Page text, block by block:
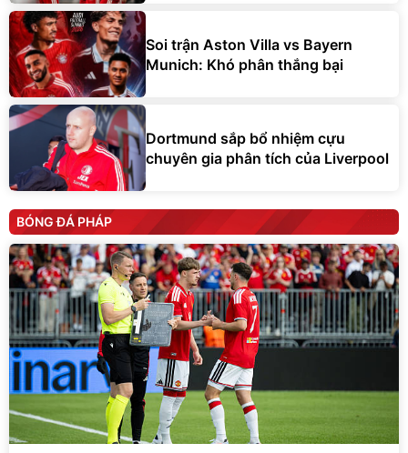
Soi trận Aston Villa vs Bayern
Munich: Khó phân thắng bại
Dortmund sắp bổ nhiệm cựu
chuyên gia phân tích của Liverpool
BÓNG ĐÁ PHÁP